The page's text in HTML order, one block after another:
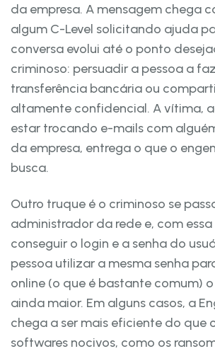
da empresa. A mensagem chega
algum C-Level solicitando ajuda
conversa evolui até o ponto
criminoso: persuadir a pessoa a
transferência bancária ou
altamente confidencial. A vítima,
estar trocando e-mails com
da empresa, entrega o que o
busca.
Outro truque é o criminoso se
administrador da rede e, com
conseguir o login e a senha do
pessoa utilizar a mesma senha
online (o que é bastante comum)
ainda maior. Em alguns casos, a
chega a ser mais eficiente do que
softwares nocivos, como os